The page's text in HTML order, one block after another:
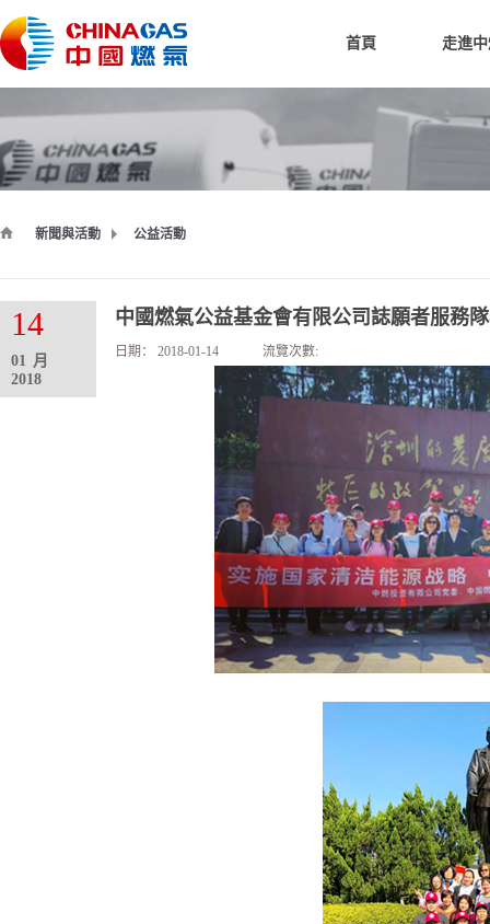
首頁 走進
新聞與活動 公益活動
2018
01 月
14 中國燃氣公益基金會有限公司誌願者服務
日期： 2018-01-14 流覽次數: